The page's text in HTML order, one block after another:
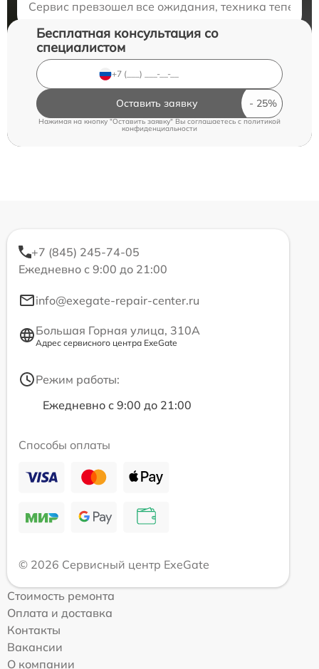
Сервис превзошел все ожидания, техника теперь
Бесплатная консультация со
специалистом
Оставить заявку
Нажимая на кнопку "Оставить заявку" Вы соглашаетесь cполитикой
конфиденциальности
+7 (845) 245-74-05
Ежедневно с 9:00 до 21:00
info@exegate-repair-center.ru
Большая Горная улица, 310А
Адрес сервисного центра ExeGate
Режим работы:
Ежедневно с 9:00 до 21:00
Способы оплаты
© 2026 Сервисный центр ExeGate
Стоимость ремонта
Оплата и доставка
Контакты
Вакансии
О компании